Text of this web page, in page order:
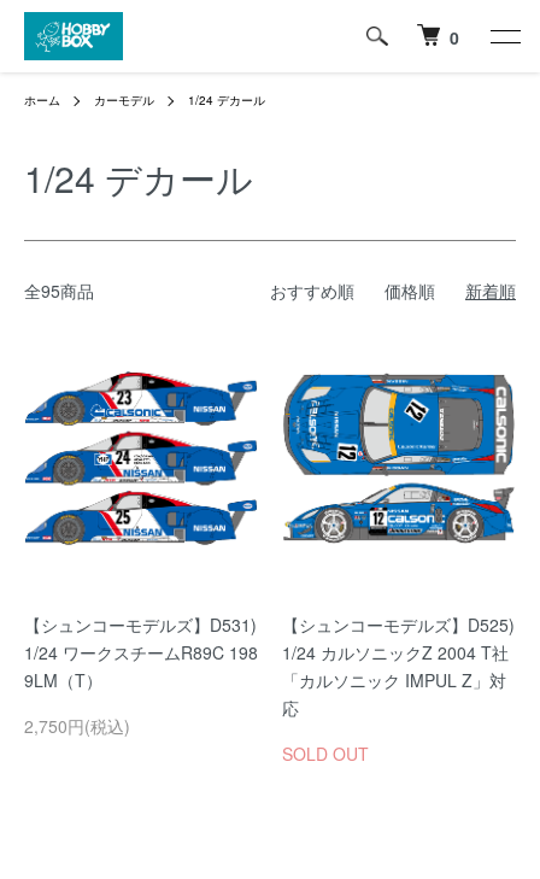
0
ホーム カーモデル 1/24 デカール
1/24 デカール
全95商品 おすすめ順 価格順 新着順
【シュンコーモデルズ】D531)
1/24 ワークスチームR89C 198
9LM（T）
2,750円(税込)
【シュンコーモデルズ】D525)
1/24 カルソニックZ 2004 T社
「カルソニック IMPUL Z」対
応
SOLD OUT